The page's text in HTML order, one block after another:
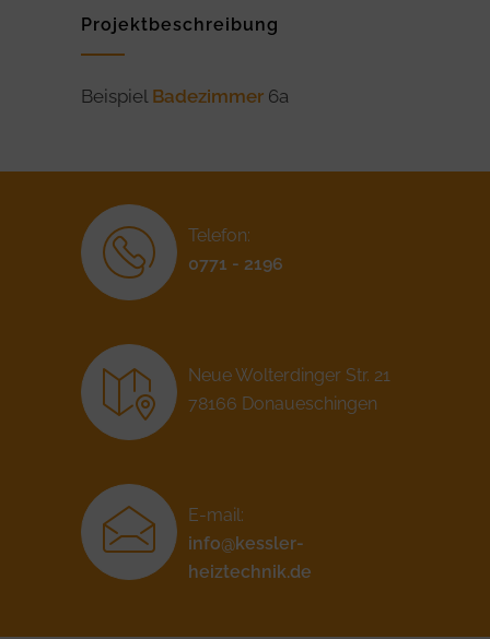
Projektbeschreibung
Beispiel Badezimmer 6a
Telefon:
0771 - 2196
Neue Wolterdinger Str. 21
78166 Donaueschingen
E-mail:
info@kessler-
heiztechnik.de